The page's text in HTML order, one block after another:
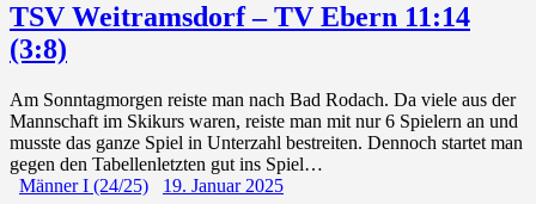
TSV Weitramsdorf – TV Ebern 11:14
(3:8)
Am Sonntagmorgen reiste man nach Bad Rodach. Da viele aus der
Mannschaft im Skikurs waren, reiste man mit nur 6 Spielern an und
musste das ganze Spiel in Unterzahl bestreiten. Dennoch startet man
gegen den Tabellenletzten gut ins Spiel…
Männer I (24/25)
19. Januar 2025